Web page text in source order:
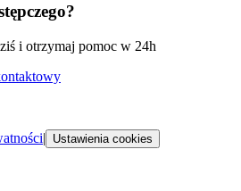
i otrzymaj pomoc w 24h
| Ustawienia cookies